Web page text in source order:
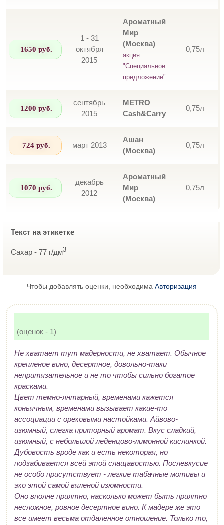
1650 руб.
1 - 31
октября
2015
Ароматный
Мир
(Москва)
акция
"Специальное
предложение"
0,75л
1200 руб.
сентябрь
2015
METRO
Cash&Carry
0,75л
724 руб. март 2013
Ашан
(Москва)
0,75л
1070 руб.
декабрь
2012
Ароматный
Мир
(Москва)
0,75л
Текст на этикетке
Сахар - 77 г/дм3
Чтобы добавлять оценки, необходима Авторизация
(оценок - 1)
Не хватает тут мадерности, не хватает. Обычное
крепленое вино, десертное, довольно-таки
непритязательное и не то чтобы сильно богатое
красками.
Цвет темно-янтарный, временами кажется
коньячным, временами вызывает какие-то
ассоциации с ореховыми настойками. Айвово-
изюмный, слегка приторный аромат. Вкус сладкий,
изюмный, с небольшой леденцово-лимонной кислинкой.
Дубовость вроде как и есть некоторая, но
подзабивается всей этой слащавостью. Послевкусие
не особо присутствует - легкие табачные мотивы и
эхо этой самой вяленой изюмности.
Оно вполне приятно, насколько может быть приятно
несложное, ровное десертное вино. К мадере же это
все имеет весьма отдаленное отношение. Только то,